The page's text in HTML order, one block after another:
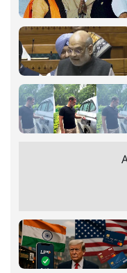
भारत–यूरोप
हालात से
विश्लेषण| सतीश झा 29
भारत ईयू मुक्त व्यापार
पीएम मोदी
भारत-यूरोपीय संघ मुक्त
का झुकाव एक लंबा
अमेरिकी अनिश्चितता की